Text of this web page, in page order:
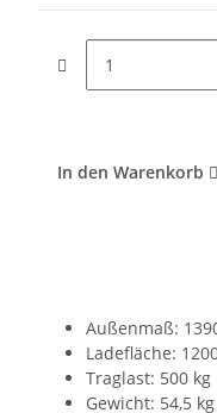
In den Warenkorb
Außenmaß:
Ladefläche:
Traglast: 500 kg
Gewicht: 54,5 kg